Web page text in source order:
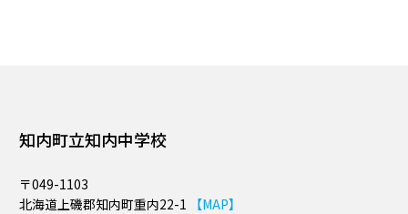
知内町立知内中学校
〒049-1103
北海道上磯郡知内町重内22-1
【MAP】